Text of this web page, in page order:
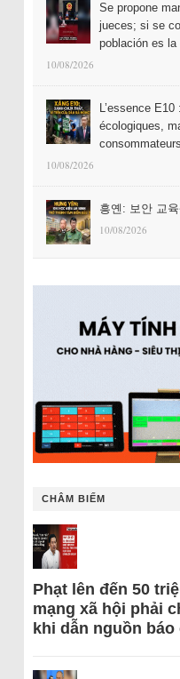
Se propone
jueces; si se
población es la
10/08/2026
L’essence
écologiques,
10/08/2026
흥옌: 보안 교
10/08/2026
CHÂM BIẾM
Phạt lên đến 50
mạng xã hội phải
khi dẫn nguồn báo